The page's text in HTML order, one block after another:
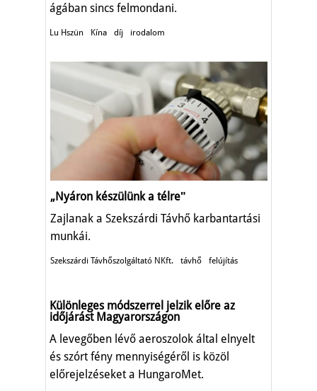
ágában sincs felmondani.
Lu Hszün Kína díj irodalom
„Nyáron készülünk a télreʺ
Zajlanak a Szekszárdi Távhő karbantartási
munkái.
Szekszárdi Távhőszolgáltató NKft. távhő felújítás
Különleges módszerrel jelzik előre az
időjárást Magyarországon
A levegőben lévő aeroszolok által elnyelt
és szórt fény mennyiségéről is közöl
előrejelzéseket a HungaroMet.